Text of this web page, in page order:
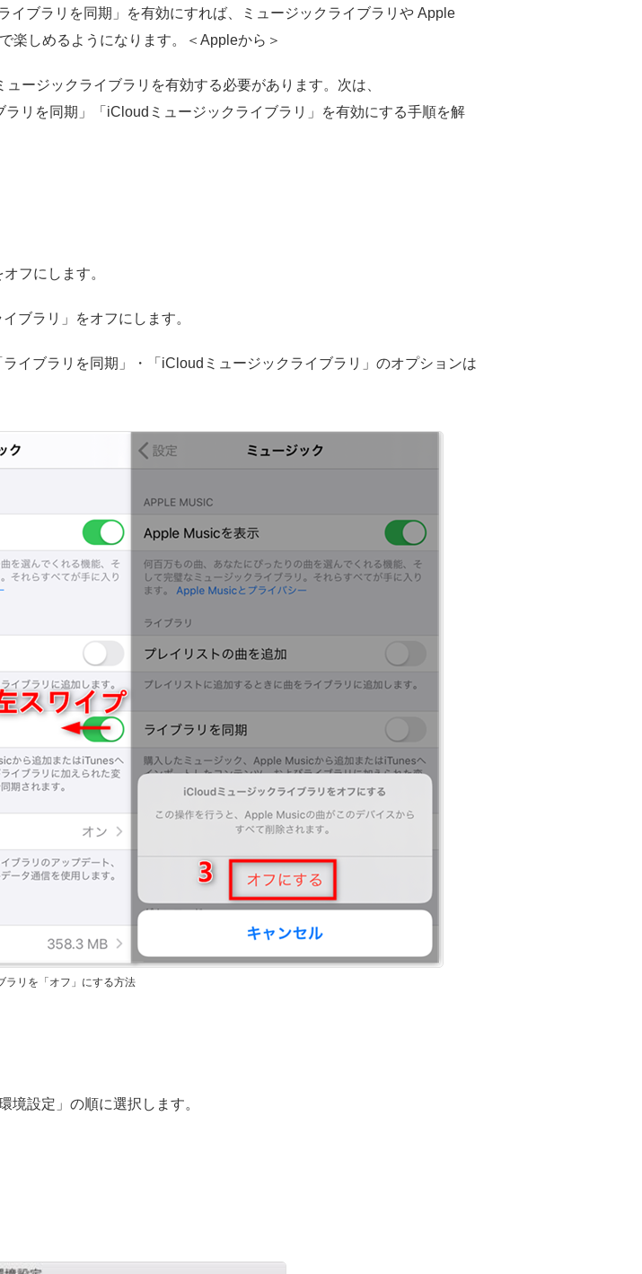
ブラリを同期」を有効にすれば、ミュージックライブラリや Apple
楽しめるようになります。＜Appleから＞
ージックライブラリを有効する必要があります。次は、
リを同期」「iCloudミュージックライブラリ」を有効にする手順を解
フにします。
ブラリ」をオフにします。
イブラリを同期」・「iCloudミュージックライブラリ」のオプションは
ラリを「オフ」にする方法
境設定」の順に選択します。